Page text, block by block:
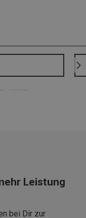
Leistung
bei Dir zur